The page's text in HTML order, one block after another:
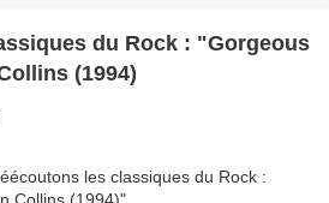
du Rock : "Gorgeous
(1994)